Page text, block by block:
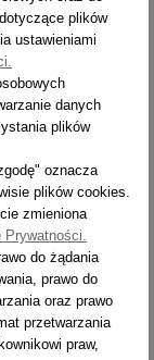
plików
ustawieniami
danych
plików
oznacza
plików cookies.
zmieniona
do żądania
prawo do
oraz prawo
przetwarzania
praw,